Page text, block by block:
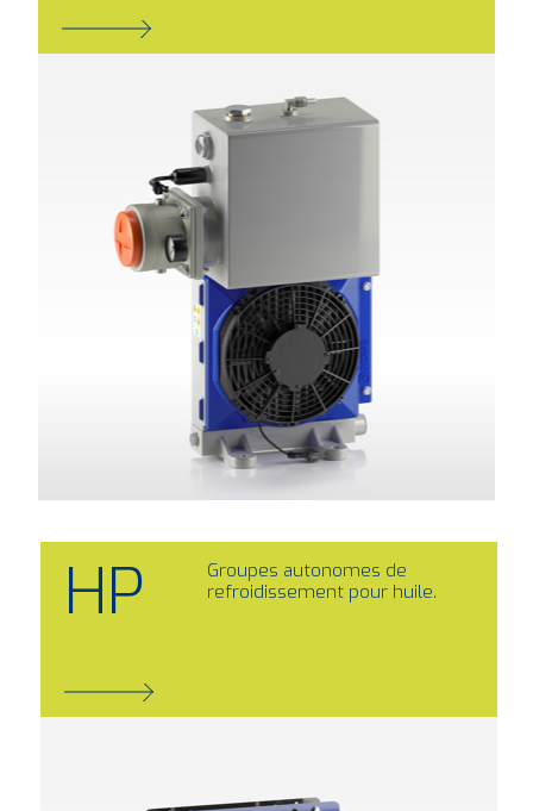
HP
Groupes autonomes de
refroidissement pour huile.